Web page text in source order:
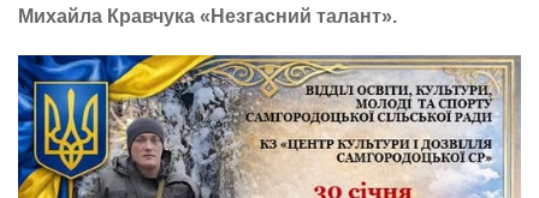
Михайла Кравчука «Незгасний талант».